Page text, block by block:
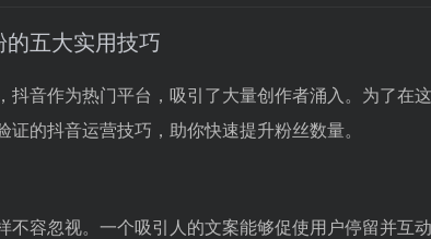
五大实用技巧
抖音作为热门平台，吸引了大量创作者涌入。为了在
的抖音运营技巧，助你快速提升粉丝数量。
不容忽视。一个吸引人的文案能够促使用户停留并